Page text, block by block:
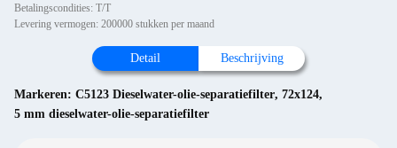
Betalingscondities: T/T
Levering vermogen: 200000 stukken per maand
Detail Beschrijving
Markeren: C5123 Dieselwater-olie-separatiefilter, 72x124,
5 mm dieselwater-olie-separatiefilter